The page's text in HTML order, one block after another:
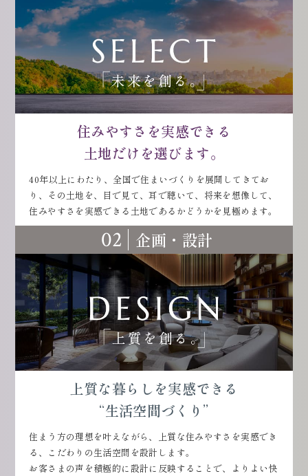
住みやすさを実感できる
土地だけを選びます。
40年以上にわたり、全国で住まいづくりを展開してきてお
り、その土地を、目で見て、耳で聴いて、将来を想像して、
住みやすさを実感できる土地であるかどうかを見極めます。
02 企画・設計
上質な暮らしを実感できる
“生活空間づくり”
住まう方の理想を叶えながら、上質な住みやすさを実感でき
る、こだわりの生活空間を設計します。
お客さまの声を積極的に設計に反映することで、よりよい快